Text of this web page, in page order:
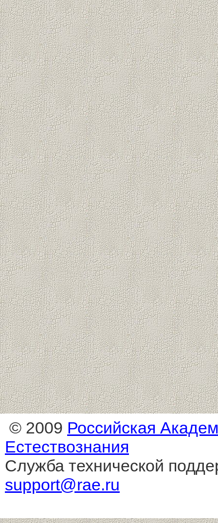
© 2009 Российская
Естествознания
Служба технической
support@rae.ru